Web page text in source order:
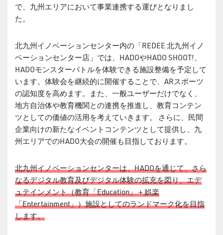
で、九州エリアにおいて事業連携する運びとなりまし
た。
北九州イノベーションセンター内の「REDEE 北九州イノ
ベーションセンター店」では、HADOやHADO SHOOT!、
HADOモンスターバトルを体験できる施設整備を予定して
います。体験会を継続的に開催することで、ARスポーツ
の認知度を高めます。また、一般ユーザーだけでなく、
地方自治体や教育機関との連携を推進し、教育コンテン
ツとしての価値の活用を考えていきます。 さらに、民間
企業向けの新たなイベントコンテンツとして提供し、九
州エリアでのHADO大会の開催も目指しております。
北九州イノベーションセンターは、HADOを通じて、さら
なるデジタル教育及びデジタル体験の拡充を図り、エデ
ュテインメント（教育「Education」＋娯楽
「Entertainment」）施設としてのランドマーク化を目指
します。